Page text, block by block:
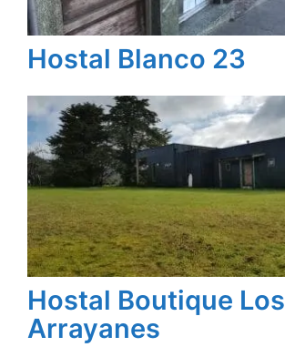
Hostal Blanco 23
Hostal Boutique Los
Arrayanes